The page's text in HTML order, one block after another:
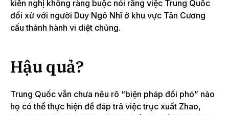
kiến ​​nghị không ràng buộc nói rằng việc Trung Quốc
đối xử với người Duy Ngô Nhĩ ở khu vực Tân Cương
cấu thành hành vi diệt chủng.
Hậu quả?
Trung Quốc vẫn chưa nêu rõ “biện pháp đối phó” nào
họ có thể thực hiện để đáp trả việc trục xuất Zhao,